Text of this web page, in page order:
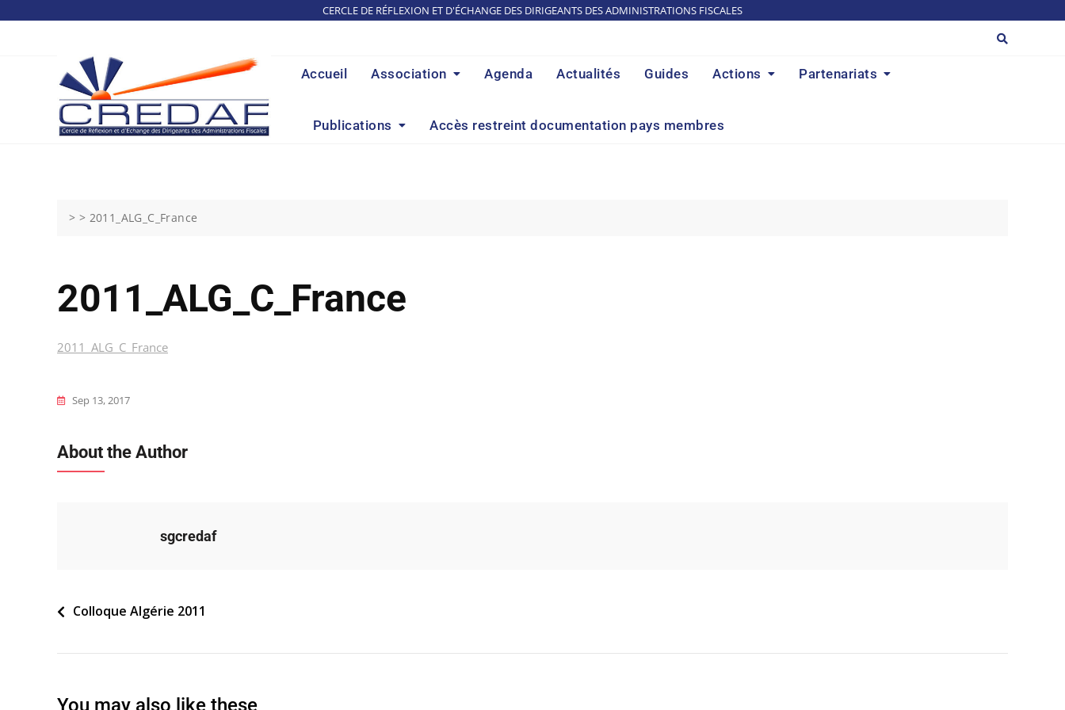
CERCLE DE RÉFLEXION ET D'ÉCHANGE DES DIRIGEANTS DES ADMINISTRATIONS FISCALES
Accueil Association Agenda Actualités Guides Actions Partenariats
Publications Accès restreint documentation pays membres
> > 2011_ALG_C_France
2011_ALG_C_France
2011_ALG_C_France
Sep 13, 2017
About the Author
sgcredaf
Navigation
Colloque Algérie 2011
You may also like these